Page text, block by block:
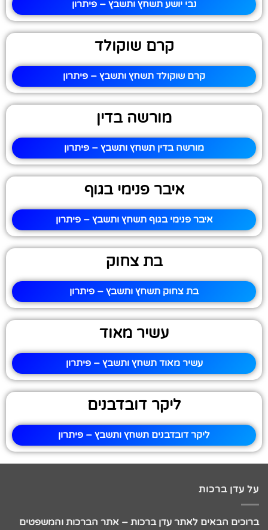
נבי יושע תשחץ ותשבץ – פיתרון
קרם שוקולד
קרם שוקולד תשחץ ותשבץ – פיתרון
מורשה בדין
מורשה בדין תשחץ ותשבץ – פיתרון
איבר פנימי בגוף
איבר פנימי בגוף תשחץ ותשבץ – פיתרון
בת צחוק
בת צחוק תשחץ ותשבץ – פיתרון
עשיר מאוד
עשיר מאוד תשחץ ותשבץ – פיתרון
ליקר דובדבנים
ליקר דובדבנים תשחץ ותשבץ – פיתרון
על עדן ברכות
ברוכים הבאים לאתר עדן ברכות – אתר הברכות והמשפטים